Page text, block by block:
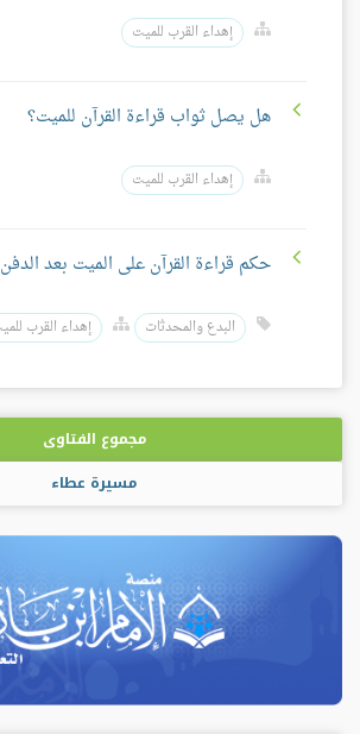
إهداء القرب للميت
هل يصل ثواب قراءة القرآن للميت؟
إهداء القرب للميت
حكم قراءة القرآن على الميت بعد الدفن
البدع والمحدثات إهداء القرب
مجموع الفتاوى
مسيرة عطاء